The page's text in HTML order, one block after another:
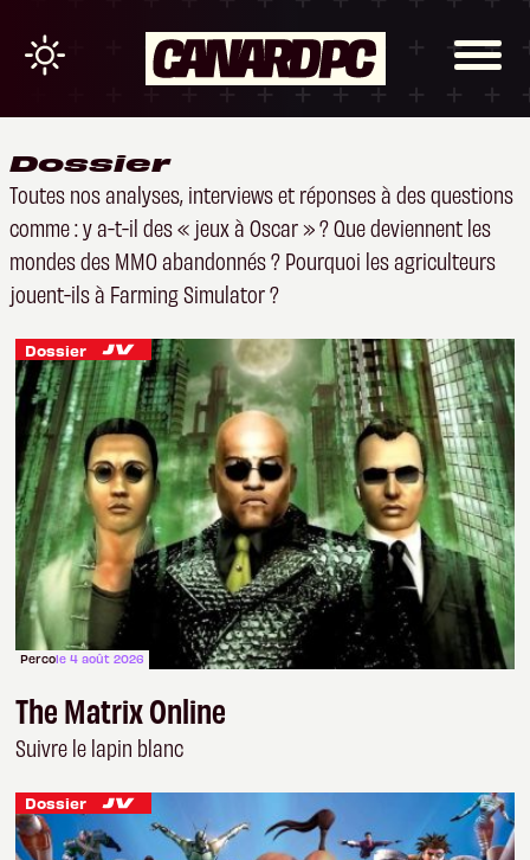
Dossier
Toutes nos analyses, interviews et réponses à des questions
comme : y a-t-il des « jeux à Oscar » ? Que deviennent les
mondes des MMO abandonnés ? Pourquoi les agriculteurs
jouent-ils à Farming Simulator ?
Dossier
Percole 4 août 2026
The Matrix Online
Suivre le lapin blanc
Dossier